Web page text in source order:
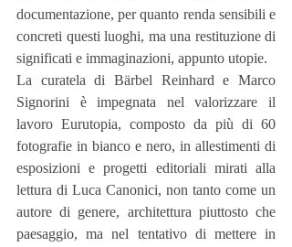
documentazione, per quanto renda sensibili e
concreti questi luoghi, ma una restituzione di
significati e immaginazioni, appunto utopie.
La curatela di Bärbel Reinhard e Marco
Signorini è impegnata nel valorizzare il
lavoro Eurutopia, composto da più di 60
fotografie in bianco e nero, in allestimenti di
esposizioni e progetti editoriali mirati alla
lettura di Luca Canonici, non tanto come un
autore di genere, architettura piuttosto che
paesaggio, ma nel tentativo di mettere in